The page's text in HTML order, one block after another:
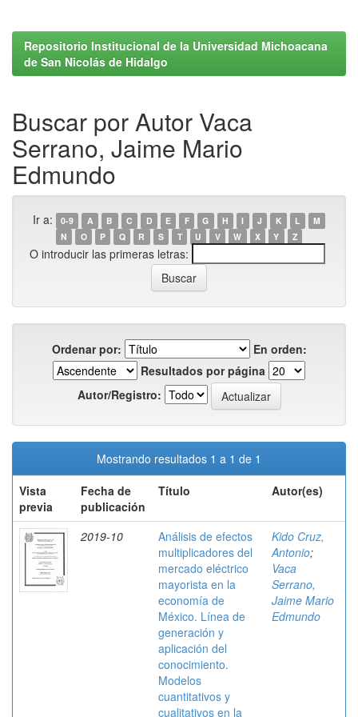
Repositorio Institucional de la Universidad Michoacana
de San Nicolás de Hidalgo
Buscar por Autor Vaca
Serrano, Jaime Mario
Edmundo
Ir a: 0-9 A B C D E F G H I J K L
M
N
O P Q R S T U V W X Y Z
O introducir las primeras letras:
Ordenar por:
En orden:
Resultados por página
Autor/Registro:
Mostrando resultados 1 a 1 de 1
Vista
previa
Fecha de
publicación
Título Autor(es)
2019-10
Análisis de efectos
multiplicadores del
mercado eléctrico
mayorista en la
economía de
México. Línea de
generación y
aplicación del
conocimiento.
Modelos
cuantitativos y
cualitativos en la
Kido Cruz,
Antonio;
Vaca
Serrano,
Jaime Mario
Edmundo